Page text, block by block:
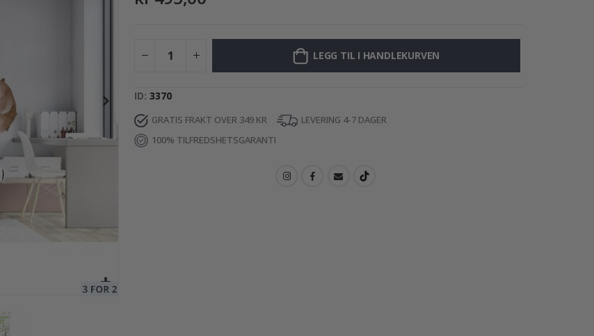
LEGG TIL I HANDLEKURVEN
ID 3370
GRATIS FRAKT OVER 349 KR
LEVERING 4-7 DAGER
100% TILFREDSHETSGARANTI